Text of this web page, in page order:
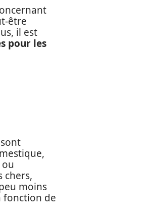
être
il est
pour les
chers,
moins
fonction de